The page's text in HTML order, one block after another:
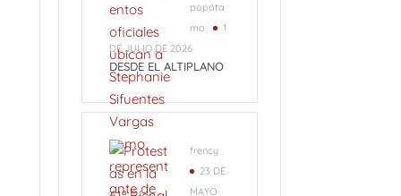
popóta
mo
1
DE JULIO DE 2026
DESDE EL ALTIPLANO
frency
23 DE
MAYO